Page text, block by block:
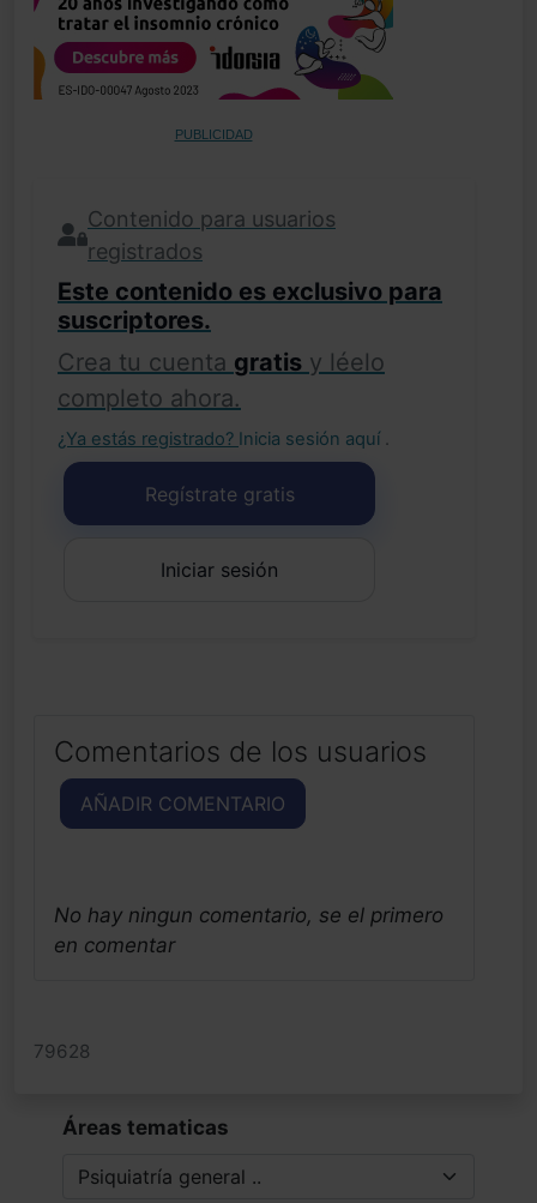
PUBLICIDAD
Contenido para usuarios
registrados
Este contenido es exclusivo para
suscriptores.
Crea tu cuenta gratis y léelo
completo ahora.
¿Ya estás registrado? Inicia sesión aquí .
Regístrate gratis
Iniciar sesión
Comentarios de los usuarios
AÑADIR COMENTARIO
No hay ningun comentario, se el primero
en comentar
79628
Áreas tematicas